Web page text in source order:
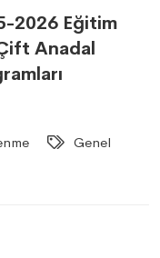
2026 Eğitim
Çift Anadal
Genel